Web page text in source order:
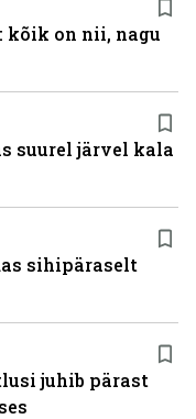
kõik on nii, nagu
suurel järvel kala
sihipäraselt
juhib pärast